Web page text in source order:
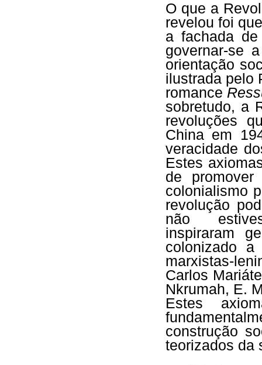
O que a
revelou foi
a fachada
governar-se
orientação
ilustrada pelo
romance
sobretudo, a
revoluções
China em
veracidade
Estes
de
colonialismo
revolução
não
inspiraram
colonizado
marxistas-
Carlos
Nkrumah, E.
Estes
construção
teorizados da